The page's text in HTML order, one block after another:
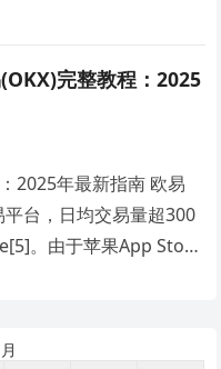
完整教程：2025
2025年最新指南 欧易
台，日均交易量超300
。由于苹果App Store